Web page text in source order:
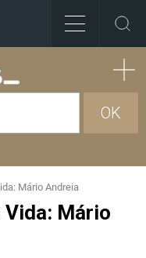
OK
Mário Andreia
Vida: Mário